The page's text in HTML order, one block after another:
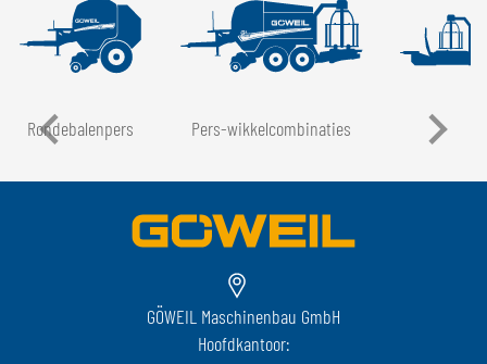
Rondebalenpers Pers-wikkelcombinaties
GÖWEIL Maschinenbau GmbH
Hoofdkantoor: